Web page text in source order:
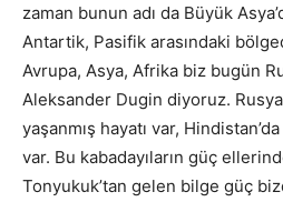
zaman bunun adı da Büyük
Antartik, Pasifik arasındaki
Avrupa, Asya, Afrika biz bugün
Aleksander Dugin diyoruz.
yaşanmış hayatı var,
var. Bu kabadayıların güç
Tonyukuk’tan gelen bilge güç